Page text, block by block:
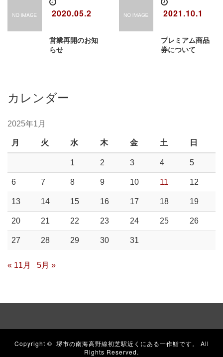
2020.05.2
営業再開のお知
らせ
2021.10.1
プレミアム商品
券について
カレンダー
2025年1月
月 火 水 木 金 土 日
1 2 3 4 5
6 7 8 9 10 11 12
13 14 15 16 17 18 19
20 21 22 23 24 25 26
27 28 29 30 31
« 11月 5月 »
Copyright © 堺市の南海高野線初芝駅近くにある一作鮨です。
All
Rights Reserved.